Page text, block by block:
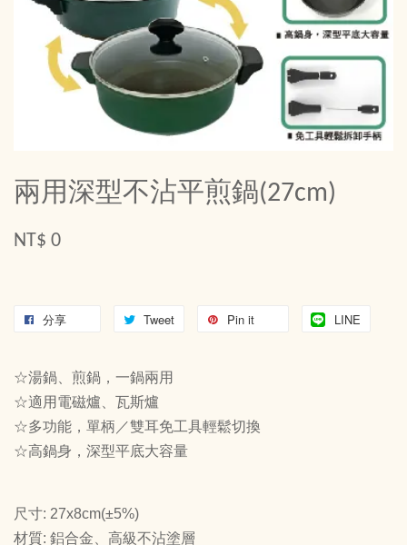
兩用深型不沾平煎鍋(27cm)
NT$ 0
分享 Tweet Pin it LINE
☆湯鍋、煎鍋，一鍋兩用
☆適用電磁爐、瓦斯爐
☆多功能，單柄／雙耳免工具輕鬆切換
☆高鍋身，深型平底大容量
尺寸: 27x8cm(±5%)
材質: 鋁合金、高級不沾塗層